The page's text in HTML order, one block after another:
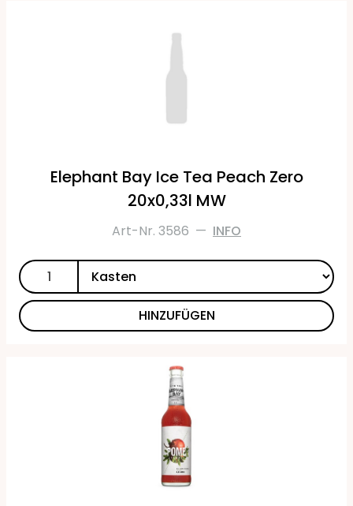
Elephant Bay Ice Tea Peach Zero
20x0,33l MW
Art-Nr. 3586 — INFO
HINZUFÜGEN